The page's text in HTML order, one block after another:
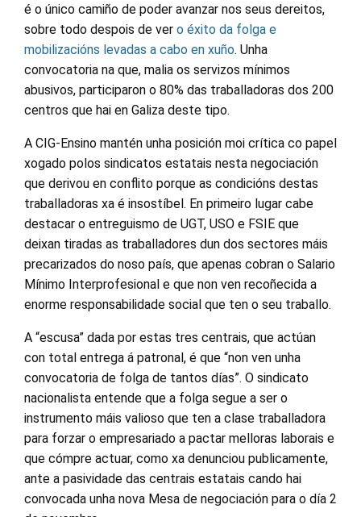
é o único camiño de poder avanzar nos seus dereitos,
sobre todo despois de ver o éxito da folga e
mobilizacións levadas a cabo en xuño. Unha
convocatoria na que, malia os servizos mínimos
abusivos, participaron o 80% das traballadoras dos 200
centros que hai en Galiza deste tipo.
A CIG-Ensino mantén unha posición moi crítica co papel
xogado polos sindicatos estatais nesta negociación
que derivou en conflito porque as condicións destas
traballadoras xa é insostíbel. En primeiro lugar cabe
destacar o entreguismo de UGT, USO e FSIE que
deixan tiradas as traballadores dun dos sectores máis
precarizados do noso país, que apenas cobran o Salario
Mínimo Interprofesional e que non ven recoñecida a
enorme responsabilidade social que ten o seu traballo.
A “escusa” dada por estas tres centrais, que actúan
con total entrega á patronal, é que “non ven unha
convocatoria de folga de tantos días”. O sindicato
nacionalista entende que a folga segue a ser o
instrumento máis valioso que ten a clase traballadora
para forzar o empresariado a pactar melloras laborais e
que cómpre actuar, como xa denunciou publicamente,
ante a pasividade das centrais estatais cando hai
convocada unha nova Mesa de negociación para o día 2